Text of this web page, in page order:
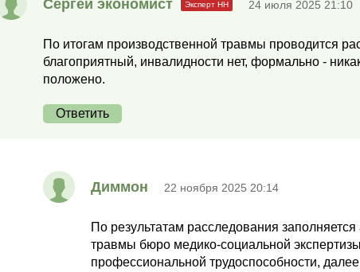
Сергей экономист 24 июля 2025 21:10
По итогам производственной травмы проводится
благоприятный, инвалидности нет, формально -
положено.
Ответить
Диммон 22 ноября 2025 20:14
По результатам расследования
травмы бюро медико-социальной
профессиональной трудоспособности,